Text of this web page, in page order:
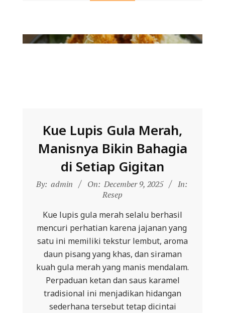
Kue Lupis Gula Merah,
Manisnya Bikin Bahagia
di Setiap Gigitan
2025-
By: admin On: December 9, 2025
In:
Resep
Kue lupis gula merah selalu berhasil
mencuri perhatian karena jajanan yang
satu ini memiliki tekstur lembut, aroma
daun pisang yang khas, dan siraman
kuah gula merah yang manis mendalam.
Perpaduan ketan dan saus karamel
tradisional ini menjadikan hidangan
sederhana tersebut tetap dicintai